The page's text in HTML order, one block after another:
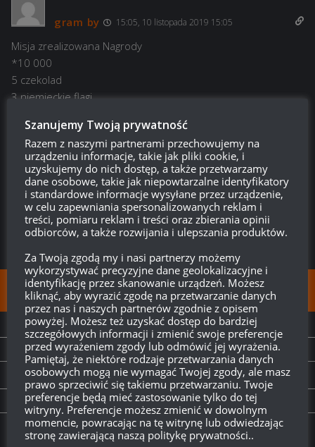
gram by 15:05, 10 listopada 2019 15:05
Misja zrealizowana Nagrody
*10 000
5 czekolad
3 niemieckie flagi
2 rezerwy osobiste: 200% więcej doświadczenia dla załogi
0 Odpowiedz
FOLLOW:
NEXT STORY
Puerto Rico – Nowa „dycha” nadpływa!
PREVIOUS STORY
Kod bonusowy: Dodatkowe kredyty!
Twitch.tv - Zurugula
Szanujemy Twoją prywatność
Razem z naszymi partnerami przechowujemy na
urządzeniu informacje, takie jak pliki cookie, i
uzyskujemy do nich dostęp, a także przetwarzamy
dane osobowe, takie jak niepowtarzalne identyfikatory
i standardowe informacje wysyłane przez urządzenie,
w celu zapewniania spersonalizowanych reklam i
treści, pomiaru reklam i treści oraz zbierania opinii
odbiorców, a także rozwijania i ulepszania produktów.
Za Twoją zgodą my i nasi partnerzy możemy
wykorzystywać precyzyjne dane geolokalizacyjne i
identyfikację przez skanowanie urządzeń. Możesz
kliknąć, aby wyrazić zgodę na przetwarzanie danych
przez nas i naszych partnerów zgodnie z opisem
powyżej. Możesz też uzyskać dostęp do bardziej
szczegółowych informacji i zmienić swoje preferencje
przed wyrażeniem zgody lub odmówić jej wyrażenia.
Pamiętaj, że niektóre rodzaje przetwarzania danych
osobowych mogą nie wymagać Twojej zgody, ale masz
prawo sprzeciwić się takiemu przetwarzaniu. Twoje
preferencje będą mieć zastosowanie tylko do tej
witryny. Preferencje możesz zmienić w dowolnym
momencie, powracając na tę witrynę lub odwiedzając
stronę zawierającą naszą politykę prywatności..